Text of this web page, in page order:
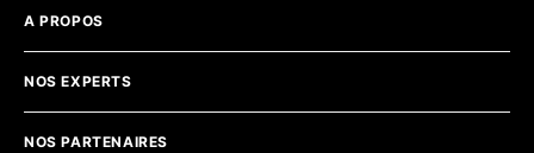
A PROPOS
NOS EXPERTS
NOS PARTENAIRES